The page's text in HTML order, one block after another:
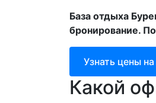
База отдыха
бронирование.
Узнать цены
Какой